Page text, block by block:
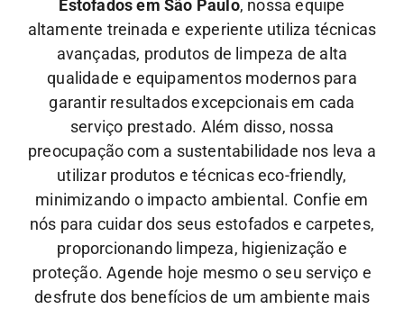
Estofados em São Paulo, nossa equipe
altamente treinada e experiente utiliza técnicas
avançadas, produtos de limpeza de alta
qualidade e equipamentos modernos para
garantir resultados excepcionais em cada
serviço prestado. Além disso, nossa
preocupação com a sustentabilidade nos leva a
utilizar produtos e técnicas eco-friendly,
minimizando o impacto ambiental. Confie em
nós para cuidar dos seus estofados e carpetes,
proporcionando limpeza, higienização e
proteção. Agende hoje mesmo o seu serviço e
desfrute dos benefícios de um ambiente mais